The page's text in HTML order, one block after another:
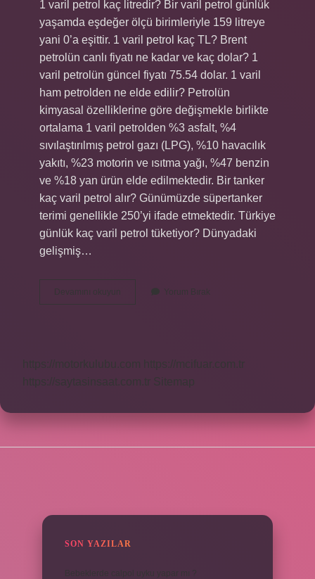
1 varil petrol kaç litredir? Bir varil petrol günlük
yaşamda eşdeğer ölçü birimleriyle 159 litreye
yani 0’a eşittir. 1 varil petrol kaç TL? Brent
petrolün canlı fiyatı ne kadar ve kaç dolar? 1
varil petrolün güncel fiyatı 75.54 dolar. 1 varil
ham petrolden ne elde edilir? Petrolün
kimyasal özelliklerine göre değişmekle birlikte
ortalama 1 varil petrolden %3 asfalt, %4
sıvılaştırılmış petrol gazı (LPG), %10 havacılık
yakıtı, %23 motorin ve ısıtma yağı, %47 benzin
ve %18 yan ürün elde edilmektedir. Bir tanker
kaç varil petrol alır? Günümüzde süpertanker
terimi genellikle 250’yi ifade etmektedir. Türkiye
günlük kaç varil petrol tüketiyor? Dünyadaki
gelişmiş…
Devamını okuyun
Varil
Yorum Bırak
https://motorkulubu.com
https://mcifuar.com.tr
https://saytasinsaat.com.tr Sitemap
SON YAZILAR
Bebeklerde calpol uyku yapar mı ?